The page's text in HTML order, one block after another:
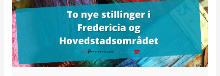
søger
to
nye
kollegaer
–